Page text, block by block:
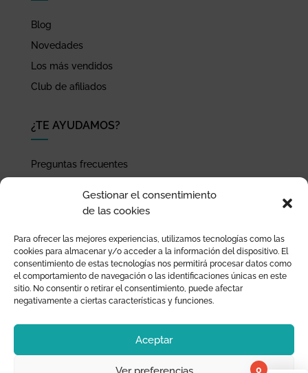
Gestionar el consentimiento
de las cookies
Para ofrecer las mejores experiencias, utilizamos tecnologías como las
cookies para almacenar y/o acceder a la información del dispositivo. El
consentimiento de estas tecnologías nos permitirá procesar datos como
el comportamiento de navegación o las identificaciones únicas en este
sitio. No consentir o retirar el consentimiento, puede afectar
negativamente a ciertas características y funciones.
Aceptar
Blog
Novedades
Los más vendidos
Club de afiliados
¿TE AYUDAMOS?
Preguntas frecuentes
Pago seguro
Devoluciones y garantía
0